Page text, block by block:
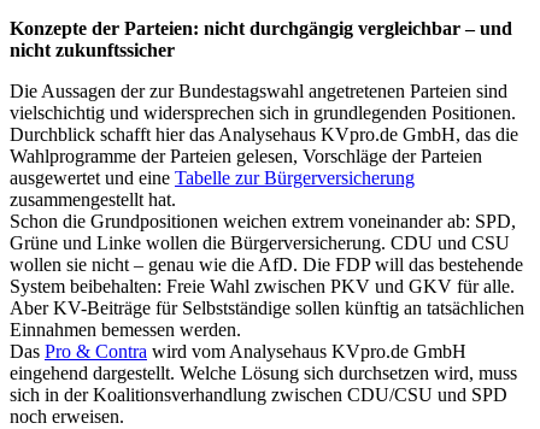
Konzepte der Parteien: nicht durchgängig vergleichbar – und
nicht zukunftssicher
Die Aussagen der zur Bundestagswahl angetretenen Parteien sind
vielschichtig und widersprechen sich in grundlegenden Positionen.
Durchblick schafft hier das Analysehaus KVpro.de GmbH, das die
Wahlprogramme der Parteien gelesen, Vorschläge der Parteien
ausgewertet und eine Tabelle zur Bürgerversicherung
zusammengestellt hat.
Schon die Grundpositionen weichen extrem voneinander ab: SPD,
Grüne und Linke wollen die Bürgerversicherung. CDU und CSU
wollen sie nicht – genau wie die AfD. Die FDP will das bestehende
System beibehalten: Freie Wahl zwischen PKV und GKV für alle.
Aber KV-Beiträge für Selbstständige sollen künftig an tatsächlichen
Einnahmen bemessen werden.
Das Pro & Contra wird vom Analysehaus KVpro.de GmbH
eingehend dargestellt. Welche Lösung sich durchsetzen wird, muss
sich in der Koalitionsverhandlung zwischen CDU/CSU und SPD
noch erweisen.